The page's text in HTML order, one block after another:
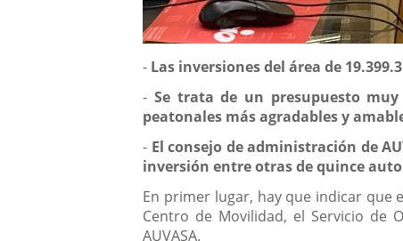
Descripción
- Las inversiones del área de
- Se trata de un presupuesto
peatonales más agradables y
- El consejo de administración de
inversión entre otras de quince
En primer lugar, hay que indicar que
Centro de Movilidad, el Servicio de
AUVASA.